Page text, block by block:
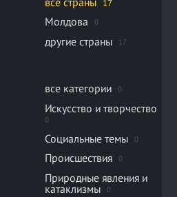
17
Молдова 0
другие страны 17
все категории 0
Искусство и творчество
0
Социальные темы 0
Происшествия 0
Природные явления и
катаклизмы
0